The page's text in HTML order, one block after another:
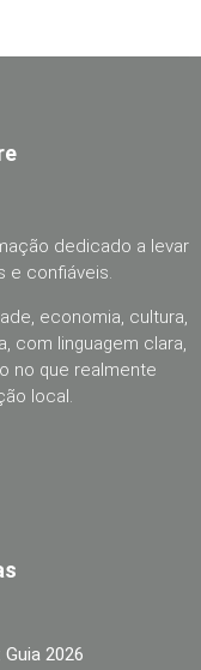
dedicado a levar
e confiáveis.
economia, cultura,
com linguagem clara,
no que realmente
local.
2026